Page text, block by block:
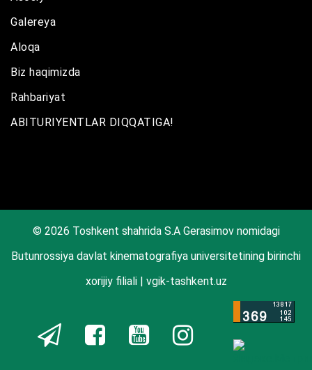
Galereya
Aloqa
Biz haqimizda
Rahbariyat
ABITURIYENTLAR DIQQATIGA!
© 2026 Toshkent shahrida S.A Gerasimov nomidagi
Butunrossiya davlat kinematografiya universitetining birinchi
xorijiy filiali | vgik-tashkent.uz